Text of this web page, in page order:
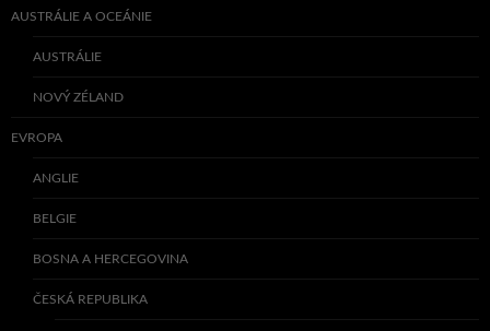
AUSTRÁLIE A OCEÁNIE
AUSTRÁLIE
NOVÝ ZÉLAND
EVROPA
ANGLIE
BELGIE
BOSNA A HERCEGOVINA
ČESKÁ REPUBLIKA